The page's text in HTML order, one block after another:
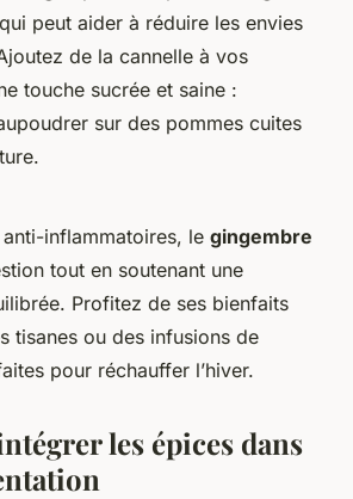
peut aider à réduire les envies
de la cannelle à vos
touche sucrée et saine :
sur des pommes cuites
inflammatoires, le gingembre
tout en soutenant une
Profitez de ses bienfaits
tisanes ou des infusions de
pour réchauffer l’hiver.
les épices dans